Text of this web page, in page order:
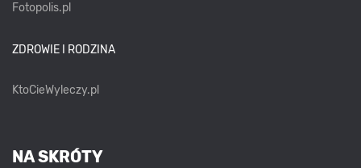
Fotopolis.pl
ZDROWIE I RODZINA
KtoCieWyleczy.pl
NA SKRÓTY